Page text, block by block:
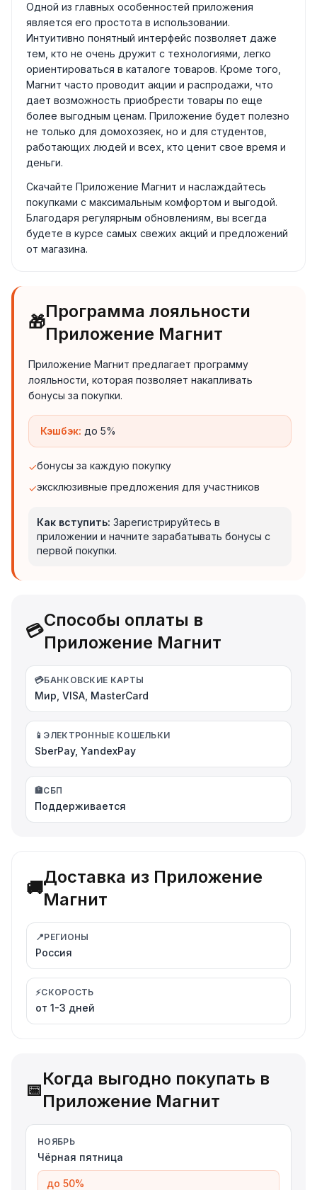
Одной из главных особенностей приложения
является его простота в использовании.
Интуитивно понятный интерфейс позволяет даже
тем, кто не очень дружит с технологиями, легко
ориентироваться в каталоге товаров. Кроме того,
Магнит часто проводит акции и распродажи, что
дает возможность приобрести товары по еще
более выгодным ценам. Приложение будет полезно
не только для домохозяек, но и для студентов,
работающих людей и всех, кто ценит свое время и
деньги.
Скачайте Приложение Магнит и наслаждайтесь
покупками с максимальным комфортом и выгодой.
Благодаря регулярным обновлениям, вы всегда
будете в курсе самых свежих акций и предложений
от магазина.
🎁
Программа лояльности
Приложение Магнит
Приложение Магнит предлагает программу
лояльности, которая позволяет накапливать
бонусы за покупки.
Кэшбэк: до 5%
✓бонусы за каждую покупку
✓эксклюзивные предложения для участников
Как вступить: Зарегистрируйтесь в
приложении и начните зарабатывать бонусы с
первой покупки.
💳
Способы оплаты в
Приложение Магнит
💳БАНКОВСКИЕ КАРТЫ
Мир, VISA, MasterCard
📱 ЭЛЕКТРОННЫЕ КОШЕЛЬКИ
SberPay, YandexPay
🏦СБП
Поддерживается
🚚
Доставка из Приложение
Магнит
📍РЕГИОНЫ
Россия
⚡СКОРОСТЬ
от 1-3 дней
📅
Когда выгодно покупать в
Приложение Магнит
НОЯБРЬ
Чёрная пятница
до 50%